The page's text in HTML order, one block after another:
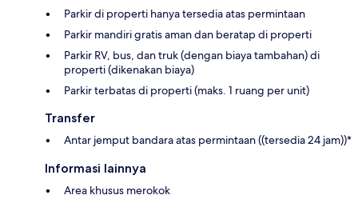
Parkir di properti hanya tersedia atas permintaan
Parkir mandiri gratis aman dan beratap di properti
Parkir RV, bus, dan truk (dengan biaya tambahan) di
properti (dikenakan biaya)
Parkir terbatas di properti (maks. 1 ruang per unit)
Transfer
Antar jemput bandara atas permintaan ((tersedia 24 jam))*
Informasi lainnya
Area khusus merokok